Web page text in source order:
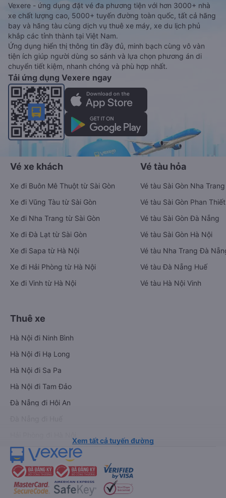
Vexere - ứng dụng đặt vé đa phương tiện với hơn 3000+ nhà
xe chất lượng cao, 5000+ tuyến đường toàn quốc, tất cả hãng
bay và hãng tàu cùng dịch vụ thuê xe máy, xe du lịch phủ
khắp các tỉnh thành tại Việt Nam.
Ứng dụng hiển thị thông tin đầy đủ, minh bạch cùng vô vàn
tiện ích giúp người dùng so sánh và lựa chọn phương án di
chuyển tiết kiệm, nhanh chóng và phù hợp nhất.
Tải ứng dụng Vexere ngay
Vé xe khách
Xe đi Buôn Mê Thuột từ Sài Gòn
Xe đi Vũng Tàu từ Sài Gòn
Xe đi Nha Trang từ Sài Gòn
Xe đi Đà Lạt từ Sài Gòn
Xe đi Sapa từ Hà Nội
Xe đi Hải Phòng từ Hà Nội
Xe đi Vinh từ Hà Nội
Vé tàu hỏa
Vé tàu Sài Gòn Nha Trang
Vé tàu Sài Gòn Phan Thiết
Vé tàu Sài Gòn Đà Nẵng
Vé tàu Sài Gòn Hà Nội
Vé tàu Nha Trang Đà
Vé tàu Đà Nẵng Huế
Vé tàu Hà Nội Vinh
Thuê xe
Hà Nội đi Ninh Bình
Hà Nội đi Hạ Long
Hà Nội đi Sa Pa
Hà Nội đi Tam Đảo
Đà Nẵng đi Hội An
Xem tất cả tuyến đường